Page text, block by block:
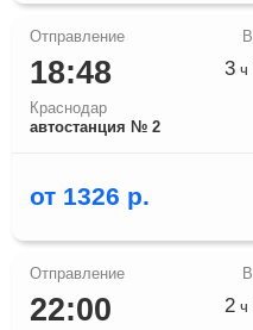
18:48
Краснодар
автостанция № 2
3 ч
от 1326 р.
22:00 2 ч